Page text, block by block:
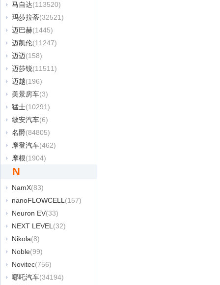
马自达(113520)
玛莎拉蒂(32521)
迈巴赫(1445)
迈凯伦(11247)
迈迈(158)
迈莎锐(11511)
迈越(196)
美景房车(3)
猛士(10291)
敏安汽车(6)
名爵(84805)
摩登汽车(462)
摩根(1904)
N
NamX(83)
nanoFLOWCELL (157)
Neuron EV(33)
NEXT LEVEL (32)
Nikola(8)
Noble(99)
Novitec(756)
哪吒汽车(34194)